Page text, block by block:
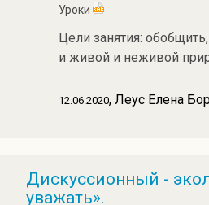
Уроки
Цели занятия:
и живой и неживой
12.06.2020, Леус Елена
Дискуссионный -
уважать».